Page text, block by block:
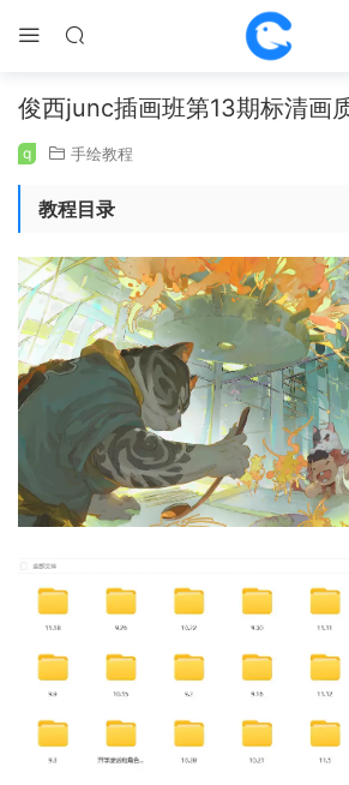
俊西junc插画班第13期标清画
q 手绘教程
教程目录